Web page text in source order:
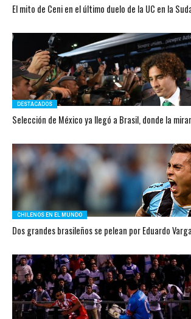
El mito de Ceni en el último duelo de la UC en la
DESTACADOS
Selección de México ya llegó a Brasil, donde la
CHILENOS EN EL MUNDO
Dos grandes brasileños se pelean por Eduardo